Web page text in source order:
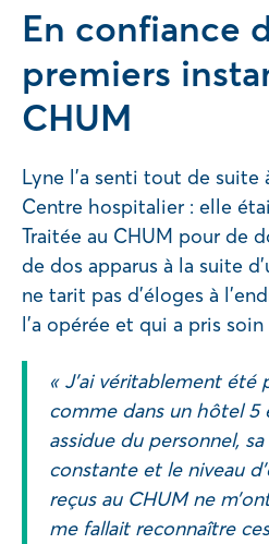
En confiance
premiers
CHUM
Lyne l’a senti tout de suite
Centre hospitalier : elle
Traitée au CHUM pour de
de dos apparus à la suite
ne tarit pas d’éloges à
l’a opérée et qui a pris soin
« J’ai véritablement été
comme dans un hôtel 5
assidue du personnel,
constante et le niveau
reçus au CHUM ne
me fallait reconnaître